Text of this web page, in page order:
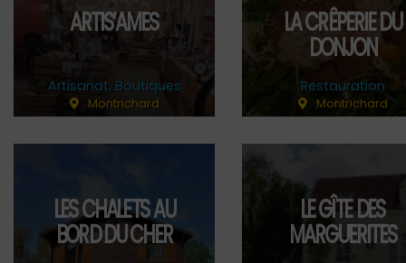
ARTIS’AMES
Artisanat, Boutiques
Montrichard
LA CRÊPERIE DU
DONJON
Restauration
Montrichard
LES CHALETS AU
BORD DU CHER
LE GÎTE DES
MARGUERITES